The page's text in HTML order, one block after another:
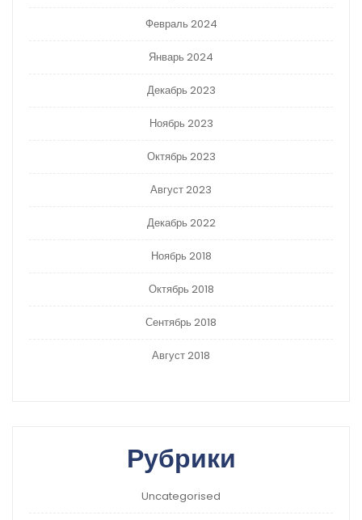
Февраль 2024
Январь 2024
Декабрь 2023
Ноябрь 2023
Октябрь 2023
Август 2023
Декабрь 2022
Ноябрь 2018
Октябрь 2018
Сентябрь 2018
Август 2018
Рубрики
Uncategorised